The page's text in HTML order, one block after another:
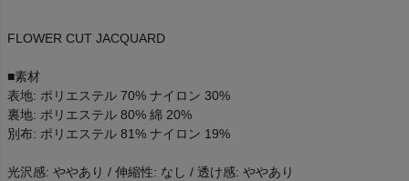
FLOWER CUT JACQUARD
■素材
表地: ポリエステル 70% ナイロン 30%
裏地: ポリエステル 80% 綿 20%
別布: ポリエステル 81% ナイロン 19%
光沢感: ややあり / 伸縮性: なし / 透け感: ややあり